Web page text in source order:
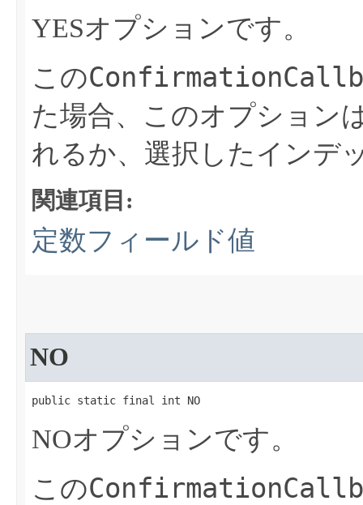
YESオプションです。
この
た場合、このオプション
れるか、選択したインデ
関連項目:
定数フィールド値
NO
public static final int NO
NOオプションです。
この